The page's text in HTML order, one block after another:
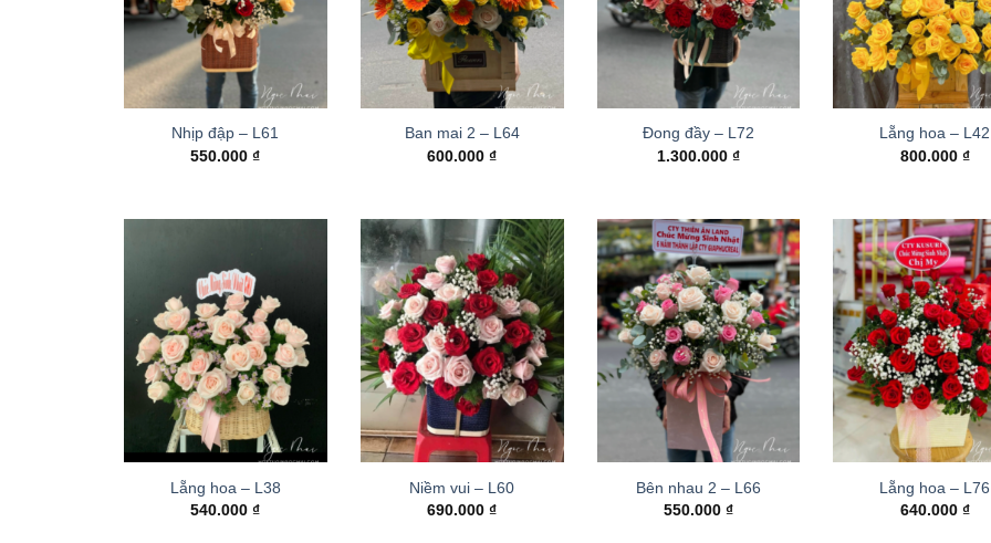
Nhịp đập – L61
550.000₫
Ban mai 2 – L64
600.000₫
Đong đầy – L72
1.300.000 ₫
Lẵng hoa – L42
800.000 ₫
Lẵng hoa – L38
540.000₫
Niềm vui – L60
690.000₫
Bên nhau 2 – L66
550.000 ₫
Lẵng hoa – L76
640.000 ₫